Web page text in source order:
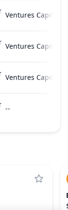
Ventures Capital
Ventures Capital
Ventures Capital
--